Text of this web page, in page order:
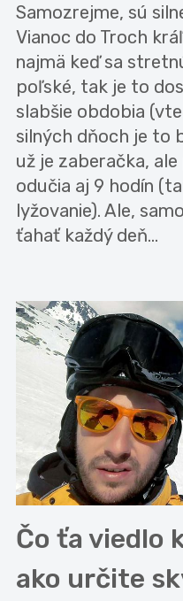
Samozrejme, sú
Vianoc do Troch
najmä keď sa
poľské, tak je to
slabšie obdobia
silných dňoch je to
už je zaberačka,
odučia aj 9 hodín
lyžovanie). Ale,
ťahať každý deň...
Čo ťa viedlo
ako určite